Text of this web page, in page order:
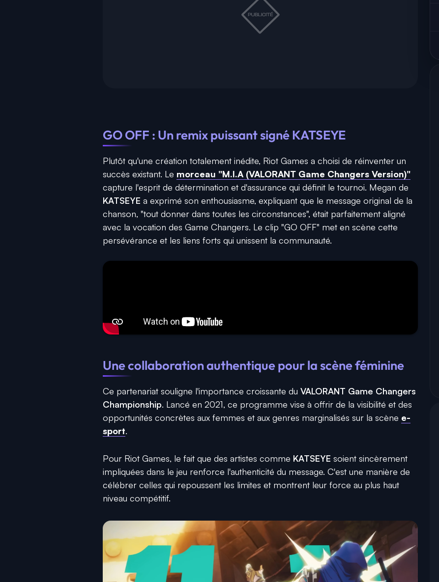
GO OFF : Un remix puissant signé KATSEYE
Plutôt qu'une création totalement inédite, Riot Games a choisi de réinventer un
succès existant. Le morceau "M.I.A (VALORANT Game Changers Version)"
capture l'esprit de détermination et d'assurance qui définit le tournoi. Megan de
KATSEYE a exprimé son enthousiasme, expliquant que le message original de la
chanson, "tout donner dans toutes les circonstances", était parfaitement aligné
avec la vocation des Game Changers. Le clip "GO OFF" met en scène cette
persévérance et les liens forts qui unissent la communauté.
Une collaboration authentique pour la scène féminine
Ce partenariat souligne l'importance croissante du VALORANT Game Changers
Championship. Lancé en 2021, ce programme vise à offrir de la visibilité et des
opportunités concrètes aux femmes et aux genres marginalisés sur la scène e-
sport.
Pour Riot Games, le fait que des artistes comme KATSEYE soient sincèrement
impliquées dans le jeu renforce l'authenticité du message. C'est une manière de
célébrer celles qui repoussent les limites et montrent leur force au plus haut
niveau compétitif.